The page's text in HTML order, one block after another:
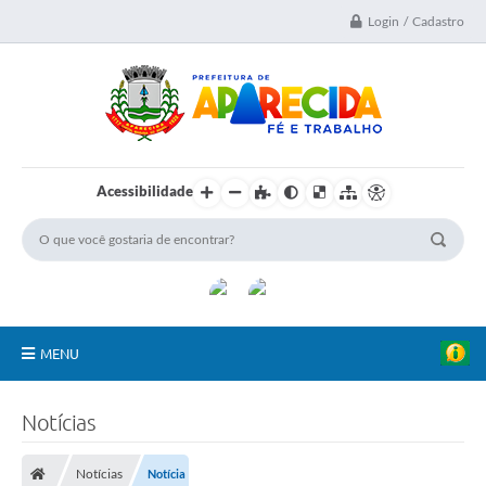
Login / Cadastro
Acessibilidade
MENU
Notícias
Notícias Notícia